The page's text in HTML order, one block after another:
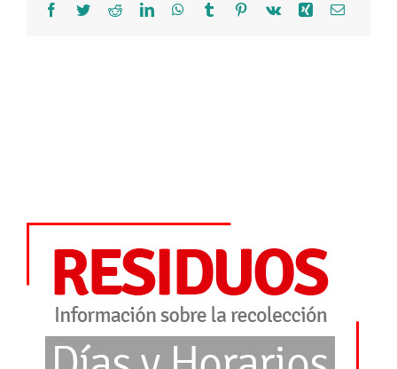
Facebook
TwitterRedditLinkedInWhatsApp
Tumblr Pinterest
Vk Xing Correo